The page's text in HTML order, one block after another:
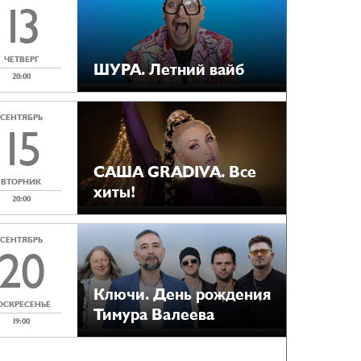
13
ЧЕТВЕРГ
20:00
ШУРА. Летний вайб
СЕНТЯБРЬ
15
ВТОРНИК
20:00
САША GRADIVA. Все
хиты!
СЕНТЯБРЬ
19:00
Ключи. День рождения
Тимура Валеева